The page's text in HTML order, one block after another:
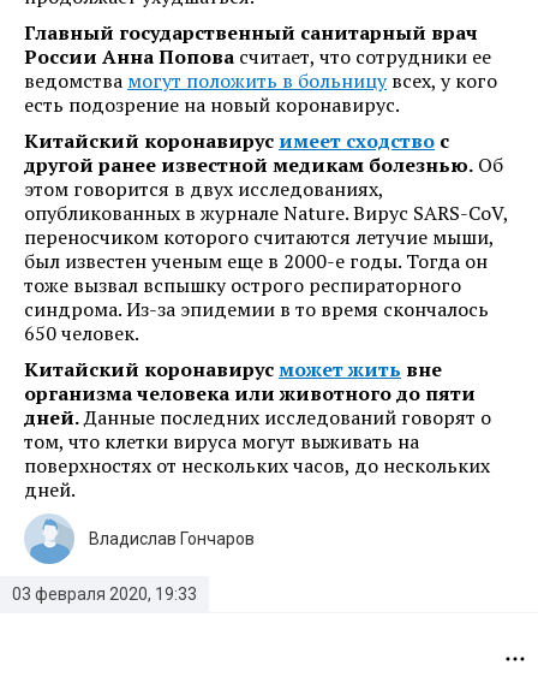
Главный государственный санитарный врач
России Анна Попова считает, что сотрудники ее
ведомства могут положить в больницувсех, у кого
есть подозрение на новый коронавирус.
Китайский коронавирус имеет сходство с
другой ранее известной медикам болезнью. Об
этом говорится в двух исследованиях,
опубликованных в журнале Nature. Вирус SARS-CoV,
переносчиком которого считаются летучие мыши,
был известен ученым еще в 2000-е годы. Тогда он
тоже вызвал вспышку острого респираторного
синдрома. Из-за эпидемии в то время скончалось
650 человек.
Китайский коронавирусможет жить вне
организма человека или животного до пяти
дней.Данные последних исследований говорят о
том, что клетки вируса могут выживать на
поверхностях от нескольких часов, до нескольких
дней.
03 февраля 2020, 19:33
Владислав Гончаров